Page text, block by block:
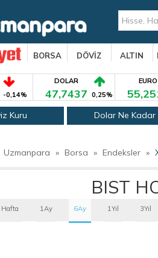
BORSA DÖVİZ ALTIN
-0,14%
DOLAR
47,7437 0,25%
EURO
Kuru Dolar Ne Kadar
Uzmanpara » Borsa » Endeksler »
BIST
Hafta 1Ay 6Ay 1Yıl 3Yıl